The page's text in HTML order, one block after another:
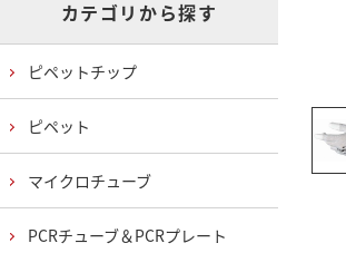
カテゴリから探す
ピペットチップ
ピペット
マイクロチューブ
PCRチューブ＆PCRプレート